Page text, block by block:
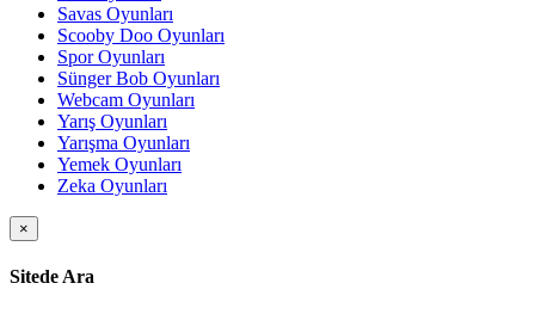
Savas Oyunları
Scooby Doo Oyunları
Spor Oyunları
Sünger Bob Oyunları
Webcam Oyunları
Yarış Oyunları
Yarışma Oyunları
Yemek Oyunları
Zeka Oyunları
×
Sitede Ara